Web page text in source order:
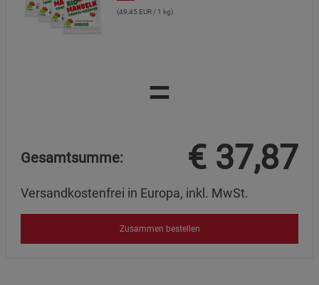
(49,45 EUR / 1 kg)
=
Gesamtsumme: € 37,87
Versandkostenfrei in Europa, inkl. MwSt.
Zusammen bestellen